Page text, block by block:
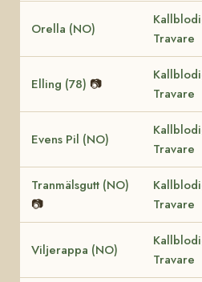
Orella (NO)
Travare
Elling (78) 📷
Travare
Evens Pil (NO)
Travare
Tranmälsgutt (NO)
📷
Travare
Viljerappa (NO)
Travare